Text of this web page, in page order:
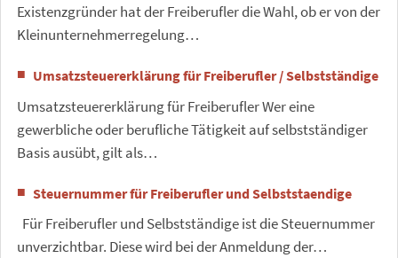
Existenzgründer hat der Freiberufler die Wahl, ob er von der
Kleinunternehmerregelung…
Umsatzsteuererklärung für Freiberufler / Selbstständige
Umsatzsteuererklärung für Freiberufler Wer eine
gewerbliche oder berufliche Tätigkeit auf selbstständiger
Basis ausübt, gilt als…
Steuernummer für Freiberufler und Selbststaendige
Für Freiberufler und Selbstständige ist die Steuernummer
unverzichtbar. Diese wird bei der Anmeldung der…